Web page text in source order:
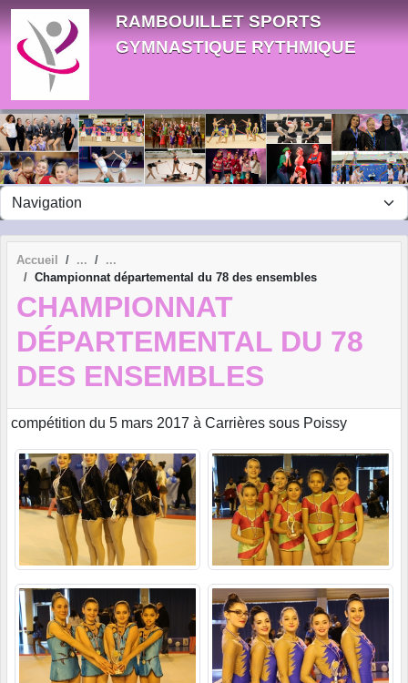
RAMBOUILLET SPORTS
GYMNASTIQUE RYTHMIQUE
Accueil
Championnat départemental du 78 des ensembles
CHAMPIONNAT
DÉPARTEMENTAL DU 78
DES ENSEMBLES
compétition du 5 mars 2017 à Carrières sous Poissy
Panneau de gestion des cookies